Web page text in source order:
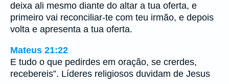
deixa ali mesmo diante do altar a tua oferta, e
primeiro vai reconciliar-te com teu irmão, e depois
volta e apresenta a tua oferta.
Mateus 21:22
E tudo o que pedirdes em oração, se crerdes,
recebereis”. Líderes religiosos duvidam de Jesus